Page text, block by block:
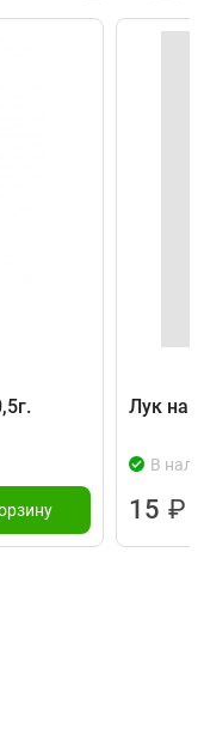
Лук на
В
15 ₽